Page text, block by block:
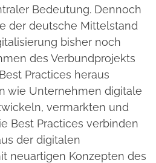
Bedeutung. Dennoch
der deutsche Mittelstand
bisher noch
des Verbundprojekts
Practices heraus
wie Unternehmen digitale
vermarkten und
Best Practices verbinden
der digitalen
neuartigen Konzepten des